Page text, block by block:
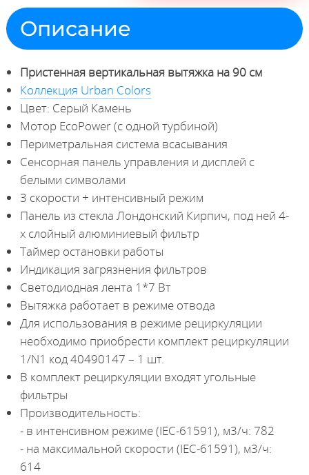
Описание
Пристенная вертикальная вытяжка на 90 см
Коллекция Urban Colors
Цвет: Серый Камень
Мотор EcoPower (с одной турбиной)
Периметральная система всасывания
Сенсорная панель управления и дисплей с
белыми символами
3 скорости + интенсивный режим
Панель из стекла Лондонский Кирпич, под ней 4-
х слойный алюминиевый фильтр
Таймер остановки работы
Индикация загрязнения фильтров
Светодиодная лента 1*7 Вт
Вытяжка работает в режиме отвода
Для использования в режиме рециркуляции
необходимо приобрести комплект рециркуляции
1/N1 код 40490147 – 1 шт.
В комплект рециркуляции входят угольные
фильтры
Производительность:
- в интенсивном режиме (IEC-61591), м3/ч: 782
- на максимальной скорости (IEC-61591), м3/ч:
614